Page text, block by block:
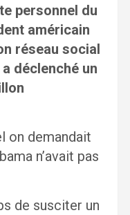
personnel du
américain
réseau social
déclenché un
on demandait
n’avait pas
de susciter un